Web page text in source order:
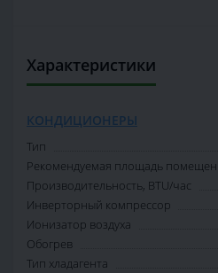
Характеристики
КОНДИЦИОНЕРЫ
Тип
Рекомендуемая площадь
Производительность, BTU/час
Инверторный компрессор
Ионизатор воздуха
Обогрев
Тип хладагента